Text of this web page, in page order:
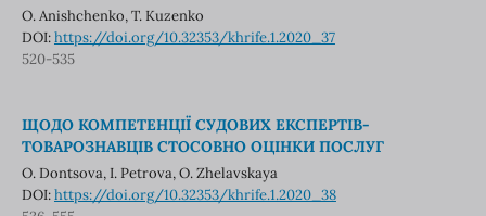
O. Anishchenko, T. Kuzenko
DOI:https://doi.org/10.32353/khrife.1.2020_37
520-535
ЩОДО КОМПЕТЕНЦІЇ СУДОВИХ ЕКСПЕРТІВ-
ТОВАРОЗНАВЦІВ СТОСОВНО ОЦІНКИ ПОСЛУГ
O. Dontsova, I. Petrova, O. Zhelavskaya
DOI:https://doi.org/10.32353/khrife.1.2020_38